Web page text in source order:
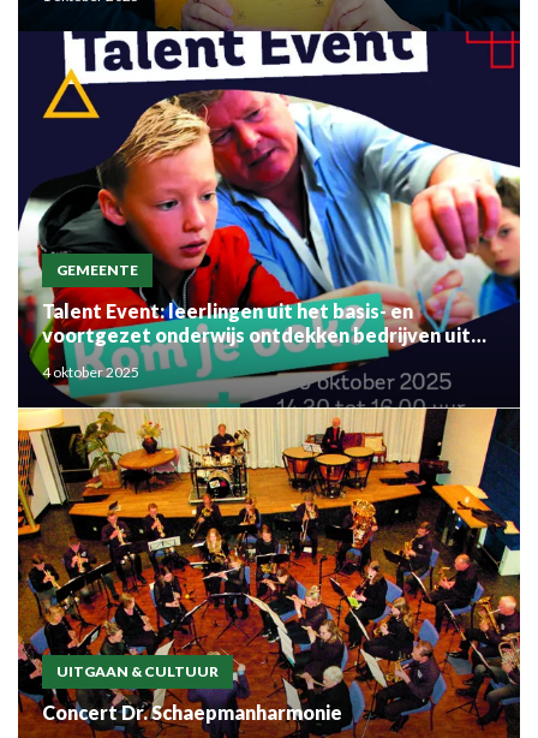
GEMEENTE
Talent Event: leerlingen uit het basis- en
voortgezet onderwijs ontdekken bedrijven uit
de regio
4 oktober 2025
UITGAAN & CULTUUR
Concert Dr. Schaepmanharmonie